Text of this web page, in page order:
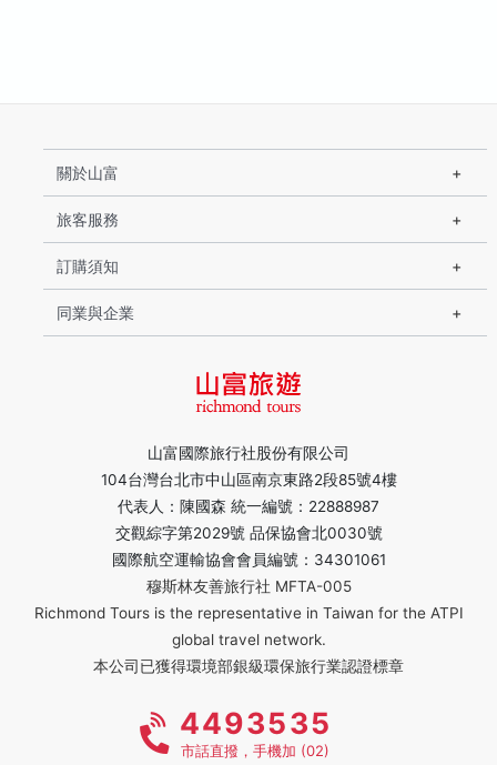
山富國際旅行社股份有限公司
104台灣台北市中山區南京東路2段85號4樓
代表人：陳國森 統一編號：22888987
交觀綜字第2029號 品保協會北0030號
國際航空運輸協會會員編號：34301061
穆斯林友善旅行社 MFTA-005
Richmond Tours is the representative in Taiwan for the ATPI
global travel network.
本公司已獲得環境部銀級環保旅行業認證標章
關於山富
旅客服務
訂購須知
同業與企業
4493535
市話直撥，手機加 (02)